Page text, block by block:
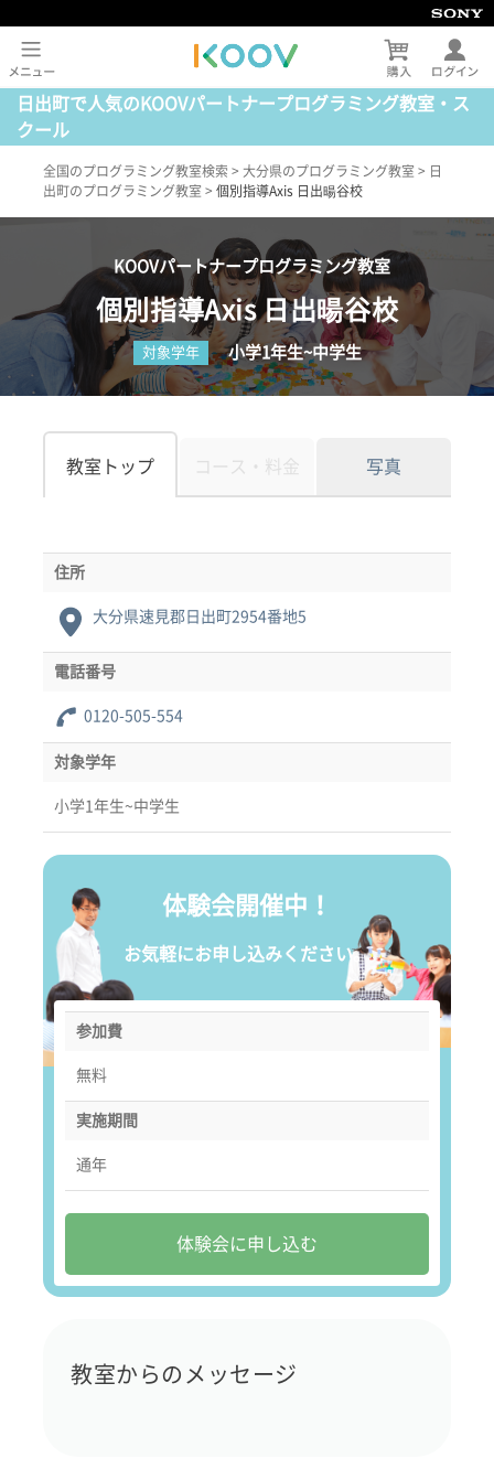
日出町で人気のKOOVパートナープログラミング教室・ス
クール
全国のプログラミング教室検索 > 大分県のプログラミング教室 > 日
出町のプログラミング教室 > 個別指導Axis 日出暘谷校
KOOVパートナープログラミング教室
個別指導Axis 日出暘谷校
対象学年 小学1年生~中学生
教室トップ コース・料金 写真
住所
大分県速見郡日出町2954番地5
電話番号
0120-505-554
対象学年
小学1年生~中学生
体験会開催中！
お気軽にお申し込みください。
参加費
無料
実施期間
通年
体験会に申し込む
教室からのメッセージ